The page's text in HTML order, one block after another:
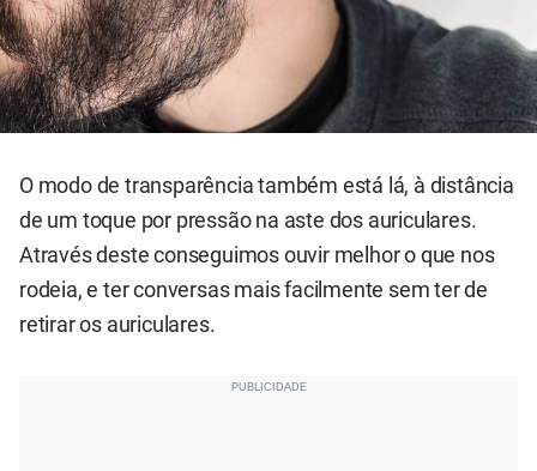
O modo de transparência também está lá, à distância
de um toque por pressão na aste dos auriculares.
Através deste conseguimos ouvir melhor o que nos
rodeia, e ter conversas mais facilmente sem ter de
retirar os auriculares.